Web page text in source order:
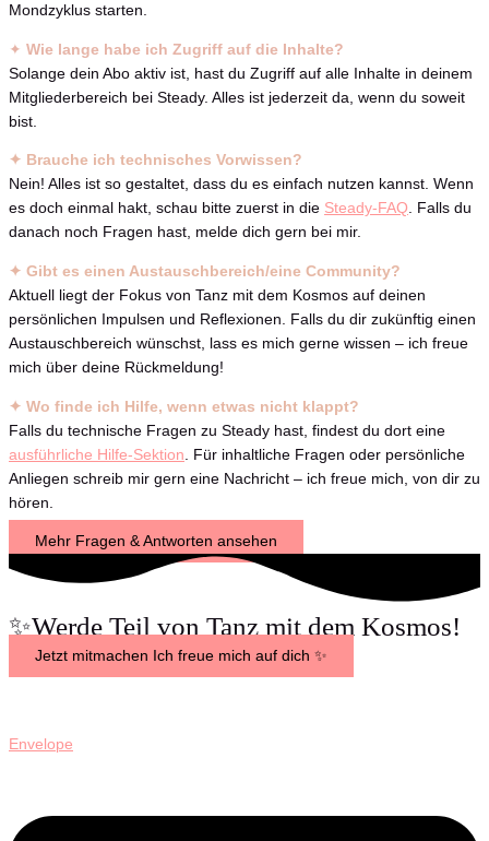
Mondzyklus starten.
✦ Wie lange habe ich Zugriff auf die Inhalte?
Solange dein Abo aktiv ist, hast du Zugriff auf alle Inhalte in deinem
Mitgliederbereich bei Steady. Alles ist jederzeit da, wenn du soweit
bist.
✦ Brauche ich technisches Vorwissen?
Nein! Alles ist so gestaltet, dass du es einfach nutzen kannst. Wenn
es doch einmal hakt, schau bitte zuerst in die Steady-FAQ. Falls du
danach noch Fragen hast, melde dich gern bei mir.
✦ Gibt es einen Austauschbereich/eine Community?
Aktuell liegt der Fokus von Tanz mit dem Kosmos auf deinen
persönlichen Impulsen und Reflexionen. Falls du dir zukünftig einen
Austauschbereich wünschst, lass es mich gerne wissen – ich freue
mich über deine Rückmeldung!
✦ Wo finde ich Hilfe, wenn etwas nicht klappt?
Falls du technische Fragen zu Steady hast, findest du dort eine
ausführliche Hilfe-Sektion . Für inhaltliche Fragen oder persönliche
Anliegen schreib mir gern eine Nachricht – ich freue mich, von dir zu
hören.
Mehr Fragen & Antworten ansehen
✨Werde Teil von Tanz mit dem Kosmos!
Jetzt mitmachen Ich freue mich auf dich ✨
Envelope